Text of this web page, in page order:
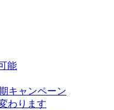
能
キャンペーン
わります